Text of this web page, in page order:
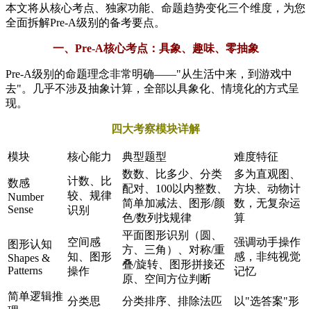
本文将从核心考点、独家功能、命题趋势变化三个维度，为您
全面拆解Pre-A级别的备考要点。
一、Pre-A核心考点：具象、趣味、零抽象
Pre-A级别的命题理念非常明确——"从生活中来，到游戏中
去"。几乎不涉及抽象计算，全部以具象化、情境化的方式呈
现。
四大考察模块详解
模块 核心能力 典型题型 难度特征
数感
Number
Sense
计数、比
较、规律
识别
数数、比多少、分类
配对、100以内整数、
简单加减法、图形/颜
色/数列找规律
多为直观图、
方块、动物计
数，无复杂运
算
图形认知
Shapes &
Patterns
空间感
知、图形
操作
平面图形识别（圆、
方、三角）、对称/重
叠/旋转、图形拼接还
原、空间方位判断
强调动手操作
感，非纯视觉
记忆
简单逻辑推 分类思
分类排序、排除法匹
以"选答案"形